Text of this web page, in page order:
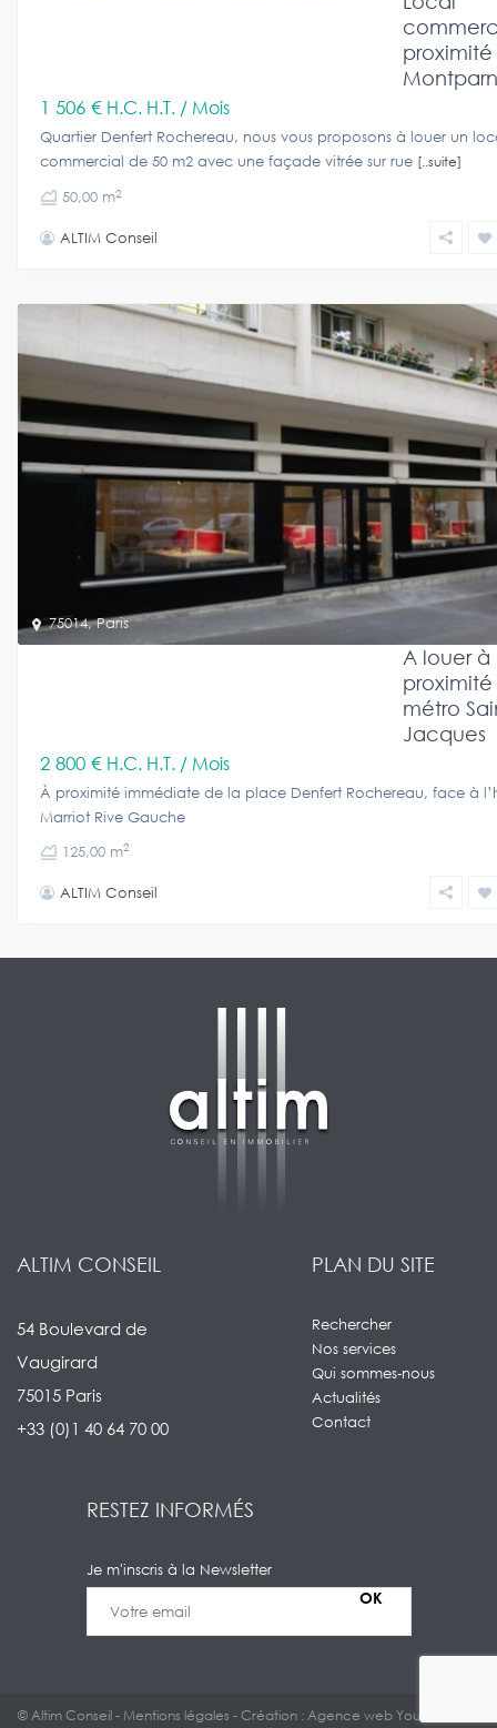
1 506 € H.C. H.T. / Mois
Quartier Denfert Rochereau, nous vous proposons à louer un
commercial de 50 m2 avec une façade vitrée sur rue [..suite]
50,00 m2
ALTIM Conseil
75014,Paris
A louer à
métro
Jacques
2 800 € H.C. H.T. / Mois
À proximité immédiate de la place Denfert Rochereau, face à
Marriot Rive Gauche
125,00 m2
ALTIM Conseil
ALTIM CONSEIL
54 Boulevard de
Vaugirard
75015 Paris
+33 (0)1 40 64 70 00
PLAN DU SITE
Rechercher
Nos services
Qui sommes-nous
Actualités
Contact
RESTEZ INFORMÉS
Je m'inscris à la Newsletter
© Altim Conseil - Mentions légales - Création : Agence web Youdemus